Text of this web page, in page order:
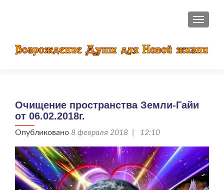
Очищение пространства Земли-Гайи
от 06.02.2018г.
Опубликовано 8 февраля 2018 | 12:10